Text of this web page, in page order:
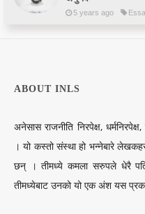
5 years ago
ABOUT INLS
अनेसास राजनीति निरपेक्ष,
। यो कस्तो संस्था हो भन्नेबारे
छन् । तीमध्ये कमला सरुपले धेरै
तीमध्येबाट उनको यो एक अंश यस